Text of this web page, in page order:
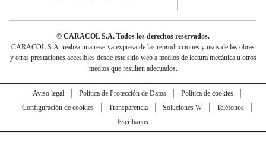
© CARACOL S.A. Todos los derechos reservados.
CARACOL S.A. realiza una reserva expresa de las reproducciones y usos de las obras
y otras prestaciones accesibles desde este sitio web a medios de lectura mecánica u otros
medios que resulten adecuados.
Aviso legal Política de Protección de Datos
Política de cookies
Configuración de cookies
Transparencia Soluciones W
Teléfonos
Escríbanos